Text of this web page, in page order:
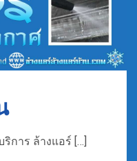
การ ล้างแอร์ […]